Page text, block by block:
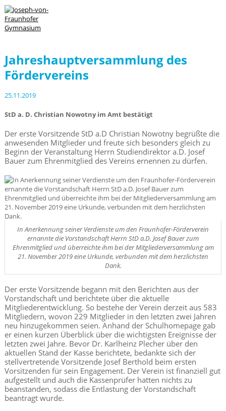
Jahreshauptversammlung des
Fördervereins
25.11.2019
StD a. D. Christian Nowotny im Amt bestätigt
Der erste Vorsitzende StD a.D Christian Nowotny begrüßte die
anwesenden Mitglieder und freute sich besonders gleich zu
Beginn der Veranstaltung Herrn Studiendirektor a.D. Josef
Bauer zum Ehrenmitglied des Vereins ernennen zu dürfen.
In Anerkennung seiner Verdienste um den Fraunhofer-Förderverein
ernannte die Vorstandschaft Herrn StD a.D. Josef Bauer zum
Ehrenmitglied und überreichte ihm bei der Mitgliederversammlung am
21. November 2019 eine Urkunde, verbunden mit dem herzlichsten
Dank.
Der erste Vorsitzende begann mit den Berichten aus der
Vorstandschaft und berichtete über die aktuelle
Mitgliederentwicklung. So bestehe der Verein derzeit aus 583
Mitgliedern, wovon 229 Mitglieder in den letzten zwei Jahren
neu hinzugekommen seien. Anhand der Schulhomepage gab
er einen kurzen Überblick über die wichtigsten Ereignisse der
letzten zwei Jahre. Bevor Dr. Karlheinz Plecher über den
aktuellen Stand der Kasse berichtete, bedankte sich der
stellvertretende Vorsitzende Josef Berthold beim ersten
Vorsitzenden für sein Engagement. Der Verein ist finanziell gut
aufgestellt und auch die Kassenprüfer hatten nichts zu
beanstanden, sodass die Entlastung der Vorstandschaft
beantragt wurde.